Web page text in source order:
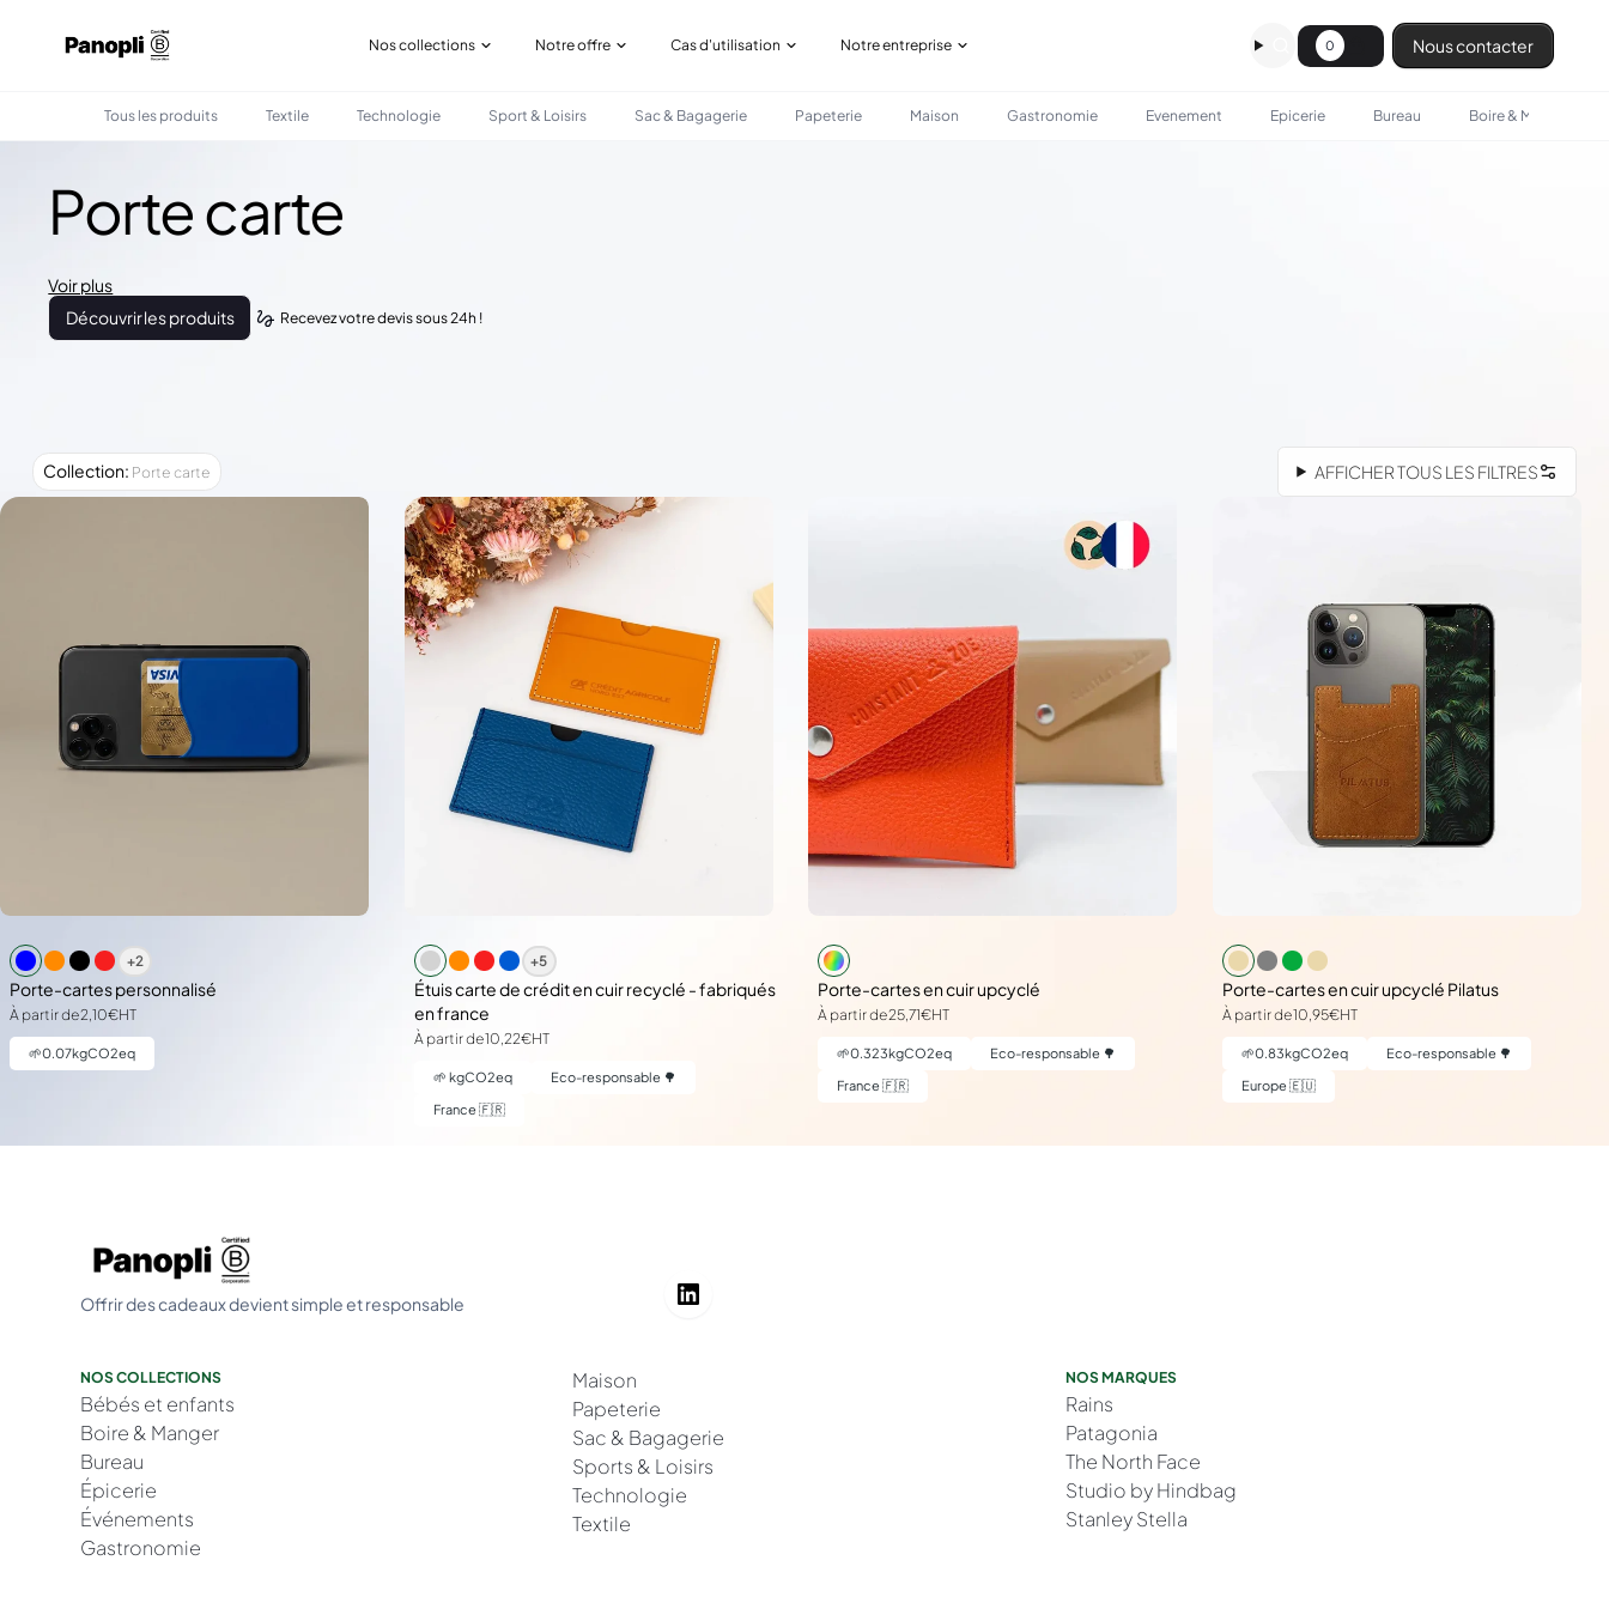
Nos collections Notre offre Cas d'utilisation Notre entreprise 0 Nous contacter
Tous les produits Textile Technologie Sport & Loisirs Sac & Bagagerie Papeterie Maison Gastronomie Evenement Epicerie Bureau Boire & Manger
Porte carte
Voir plus
Découvrir les produits
Recevez votre devis sous 24h !
Collection: Porte carte AFFICHER TOUS LES FILTRES
+2
Porte-cartes personnalisé
À partir de2,10€HT
🌱0.07kgCO2eq
+5
Étuis carte de crédit en cuir recyclé - fabriqués
en france
À partir de10,22€HT
🌱 kgCO2eq Eco-responsable 🌳
France 🇫🇷
Porte-cartes en cuir upcyclé
À partir de25,71€HT
🌱0.323kgCO2eq Eco-responsable 🌳
France 🇫🇷
Porte-cartes en cuir upcyclé Pilatus
À partir de10,95€HT
🌱0.83kgCO2eq Eco-responsable 🌳
Europe 🇪🇺
Offrir des cadeaux devient simple et responsable
NOS COLLECTIONS
Bébés et enfants
Boire & Manger
Bureau
Épicerie
Événements
Gastronomie
Maison
Papeterie
Sac & Bagagerie
Sports & Loisirs
Technologie
Textile
NOS MARQUES
Rains
Patagonia
The North Face
Studio by Hindbag
Stanley Stella